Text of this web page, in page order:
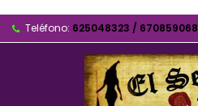
Teléfono: 625048323 / 670859068